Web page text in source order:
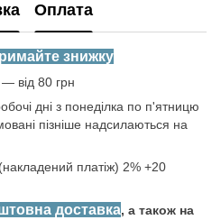
Оплата
знижку
від 80 грн
дні з понеділка по п'ятницю
пізніше надсилаються на
платіж) 2% +20
доставка, а також на